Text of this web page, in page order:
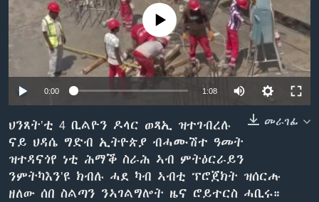
ቂሔ ጽልሚ
ቋንቋታትNo media source currently available
0:00 1:08
መራገፊ
ህንጸት’ቲ 4 ቢልዮን ዶላር ወጻኢ ዝተገብረሉ
ናይ ህዳሴ ግድብ ኢትዮጵያ ብሓሙሽተ ዓመት
ዝተዳናጎየ ነቲ ሕማቕ ስራሕ ኣብ ምትዕርራይን
ንምትካእን’ዩ ክብሉ ሓደ ካብ ኣብቲ ፕሮጀክት ዝሰርሑ
ዘለው ሰበ ስልጣን ንኣገልግሎት ዜና ሮይተርስ ሓቢሩ።